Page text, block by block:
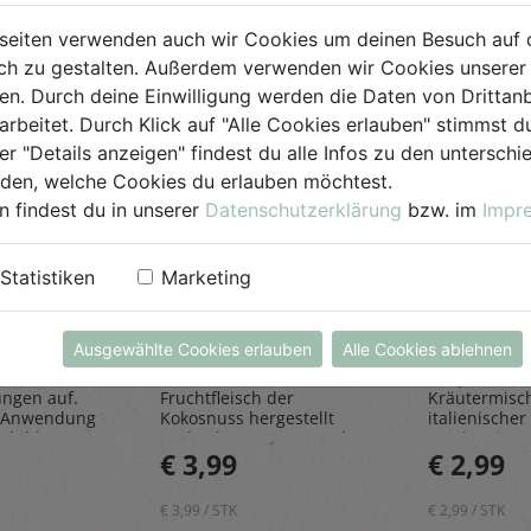
auf.
Kokosraspeln
Rapunzel Naturkost
Den feinen Kokosraspeln
Fruchtfleisch der
Kokosnuss hergestellt
und geben einen Hauch
Exotik in köstliche Kuchen
& Kekse
€ 3,99
€ 3,99 / STK
Kräuter
Die Kräuter
italienischer
rundet
und
€ 2,99
€ 2,99 / STK
verwenden auch wir Cookies um deinen Besuch auf
zu gestalten. Außerdem verwenden wir Cookies
Durch deine Einwilligung werden die Daten von
Durch Klick auf "Alle Cookies erlauben" stimmst
"Details anzeigen" findest du alle Infos zu den
welche Cookies du erlauben möchtest.
findest du in unserer Datenschutzerklärung bzw. im
Statistiken Marketing
Ausgewählte Cookies erlauben Alle Cookies ablehnen